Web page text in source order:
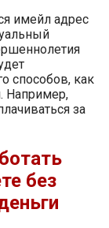
имейл адрес
способов, как
Например,
за
без